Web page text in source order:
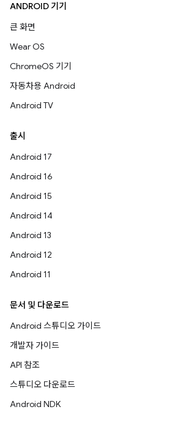
ANDROID 기기
큰 화면
Wear OS
ChromeOS 기기
자동차용 Android
Android TV
출시
Android 17
Android 16
Android 15
Android 14
Android 13
Android 12
Android 11
문서 및 다운로드
Android 스튜디오 가이드
개발자 가이드
API 참조
스튜디오 다운로드
Android NDK